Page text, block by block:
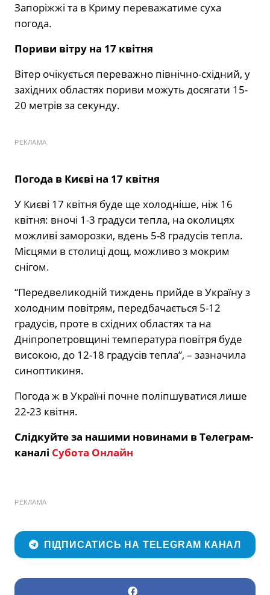
Запоріжжі та в Криму переважатиме суха
погода.
Пориви вітру на 17 квітня
Вітер очікується переважно північно-східний, у
західних областях пориви можуть досягати 15-
20 метрів за секунду.
РЕКЛАМА
Погода в Києві на 17 квітня
У Києві 17 квітня буде ще холодніше, ніж 16
квітня: вночі 1-3 градуси тепла, на околицях
можливі заморозки, вдень 5-8 градусів тепла.
Місцями в столиці дощ, можливо з мокрим
снігом.
“Передвеликодній тиждень прийде в Україну з
холодним повітрям, передбачається 5-12
градусів, проте в східних областях та на
Дніпропетровщині температура повітря буде
високою, до 12-18 градусів тепла”, – зазначила
синоптикиня.
Погода ж в Україні почне поліпшуватися лише
22-23 квітня.
Слідкуйте за нашими новинами в Телеграм-
каналі Субота Онлайн
РЕКЛАМА
ПІДПИСАТИСЬ НА TELEGRAM КАНАЛ